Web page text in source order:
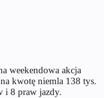
weekendowa akcja
kwotę niemla 138 tys.
i 8 praw jazdy.